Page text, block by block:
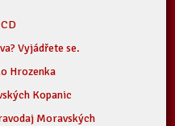
Vyjádřete se.
Hrozenka
Kopanic
Moravských